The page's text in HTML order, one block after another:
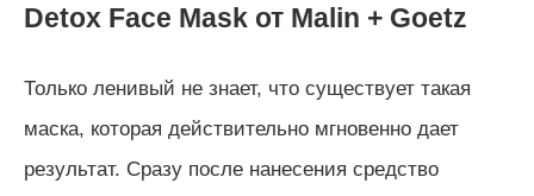
Detox Face Mask от Malin + Goetz
Только ленивый не знает, что существует такая
маска, которая действительно мгновенно дает
результат. Сразу после нанесения средство